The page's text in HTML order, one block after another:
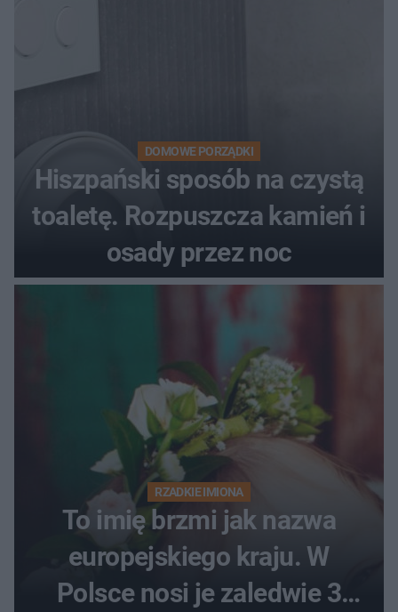
DOMOWE PORZĄDKI
Hiszpański sposób na czystą
toaletę. Rozpuszcza kamień i
osady przez noc
RZADKIE IMIONA
To imię brzmi jak nazwa
europejskiego kraju. W
Polsce nosi je zaledwie 3